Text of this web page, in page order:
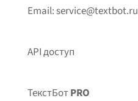
Email: service@textbot.ru
API доступ
ТекстБотPRO